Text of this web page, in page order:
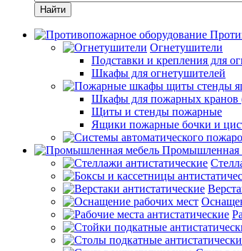
Найти
Огнетушители
Подставки и крепления для
Шкафы для огнетушителей
Шкафы для пожарных
Щиты и стенды пожарные
Ящики пожарные бочки и
Промышленная